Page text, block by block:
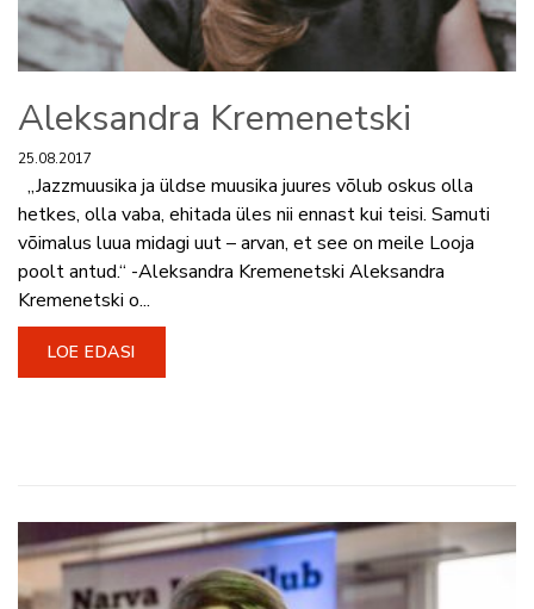
Aleksandra Kremenetski
25.08.2017
„Jazzmuusika ja üldse muusika juures võlub oskus olla
hetkes, olla vaba, ehitada üles nii ennast kui teisi. Samuti
võimalus luua midagi uut – arvan, et see on meile Looja
poolt antud.“ -Aleksandra Kremenetski Aleksandra
Kremenetski o...
LOE EDASI